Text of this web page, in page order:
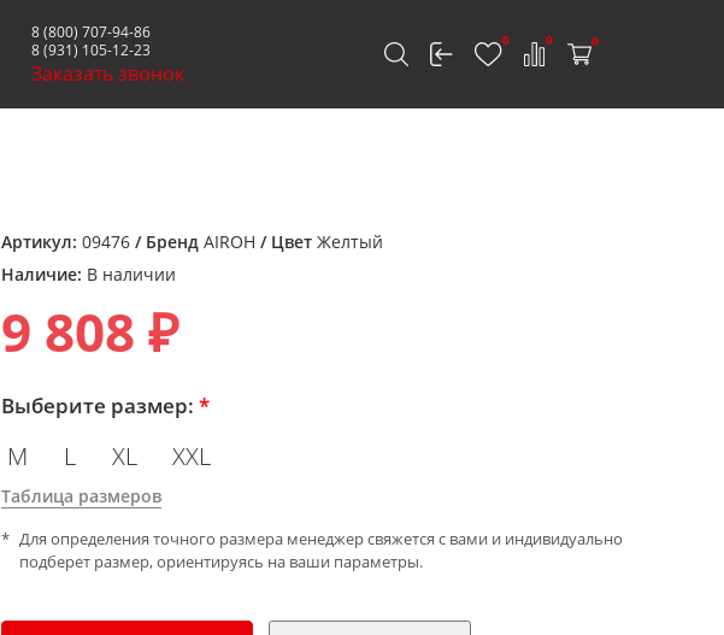
8 (800) 707-94-86
8 (931) 105-12-23
Заказать звонок
0 0 0
Артикул: 09476 / Бренд AIROH / Цвет Желтый
Наличие: В наличии
9 808 ₽
Выберите размер: *
M L XL XXL
Таблица размеров
Для определения точного размера менеджер свяжется с вами и индивидуально
подберет размер, ориентируясь на ваши параметры.